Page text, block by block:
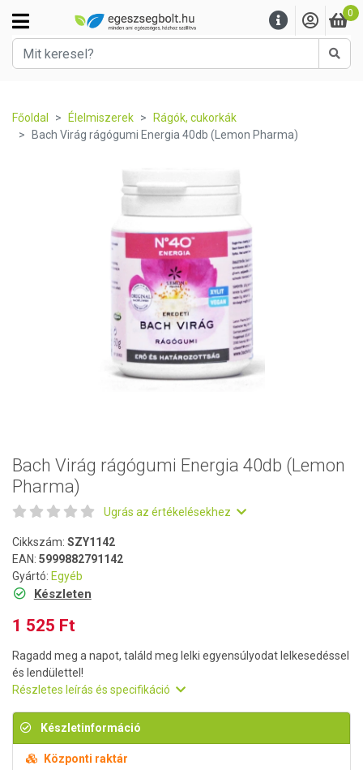
0
Főoldal Élelmiszerek
Rágók, cukorkák
Bach Virág rágógumi Energia 40db (Lemon Pharma)
Bach Virág rágógumi Energia 40db (Lemon
Pharma)
Ugrás az értékelésekhez
Cikkszám: SZY1142
EAN: 5999882791142
Gyártó: Egyéb
Készleten
1 525 Ft
Ragadd meg a napot, találd meg lelki egyensúlyodat lelkesedéssel
és lendülettel!
Részletes leírás és specifikáció
Készletinformáció
Központi raktár